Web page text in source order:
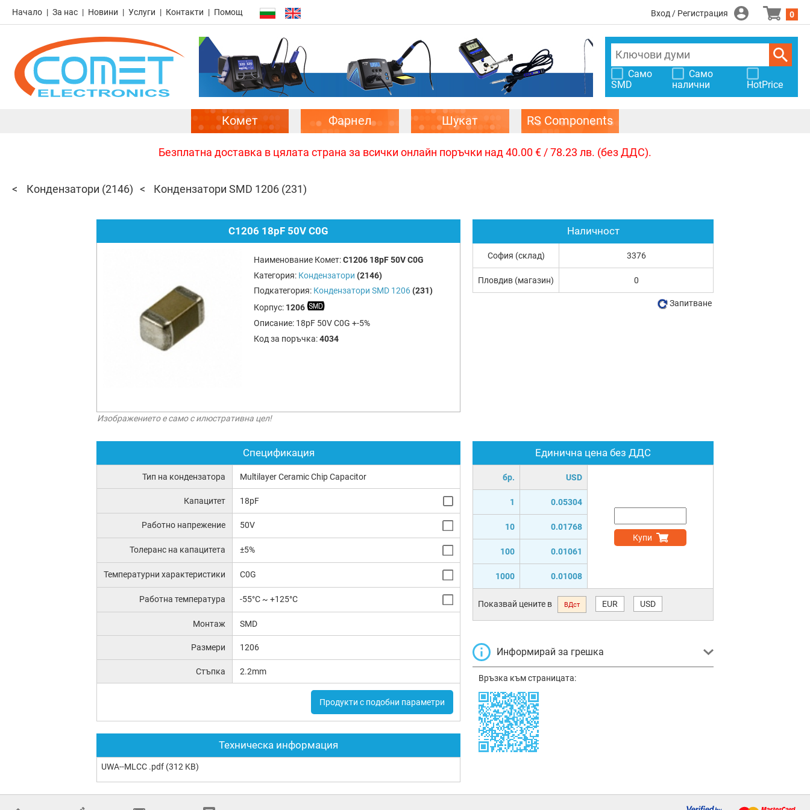
Начало За нас Новини Услуги Контакти Помощ Вход / Регистрация 0
Само
SMD
Само
налични
HotPrice
Комет Фарнел Шукат RS Components
Безплатна доставка в цялата страна за всички онлайн поръчки над 40.00 € / 78.23 лв. (без ДДС).
Кондензатори (2146) Кондензатори SMD 1206 (231)
C1206 18pF 50V C0G
Наименование Комет:C1206 18pF 50V C0G
Категория: Кондензатори (2146)
Подкатегория: Кондензатори SMD 1206 (231)
Корпус: 1206
Описание: 18pF 50V C0G +-5%
Код за поръчка:4034
Изображението е само с илюстративна цел!
Спецификация
Тип на кондензатора Multilayer Ceramic Chip Capacitor
Капацитет 18pF
Работно напрежение 50V
Толеранс на капацитета ±5%
Температурни характеристики C0G
Работна температура -55°C ~ +125°C
Монтаж SMD
Размери 1206
Стъпка 2.2mm
Продукти с подобни параметри
Техническа информация
UWA--MLCC .pdf (312 KB)
Единична цена без ДДС
бр. USD
1 0.05304
10 0.01768
100 0.01061
1000 0.01008
Купи
Показвай цените в ВДст EUR USD
Информирай за грешка
Връзка към страницата:
Наличност
София (склад) 3376
Пловдив (магазин) 0
Запитване